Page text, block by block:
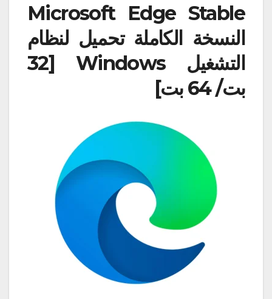
Microsoft Edge Stable
النسخة الكاملة تحميل لنظام
التشغيل Windows [32
بت/ 64 بت]